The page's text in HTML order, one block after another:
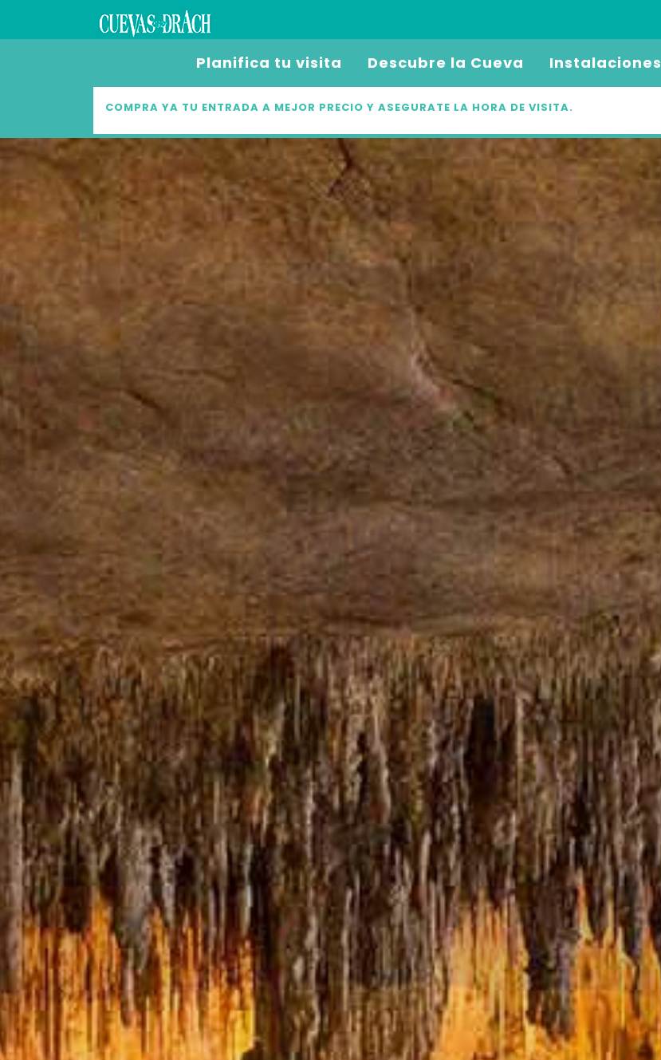
Planifica tu visita Descubre la Cueva Instalaciones
COMPRA YA TU ENTRADA A MEJOR PRECIO Y ASEGURATE LA HORA DE VISITA.